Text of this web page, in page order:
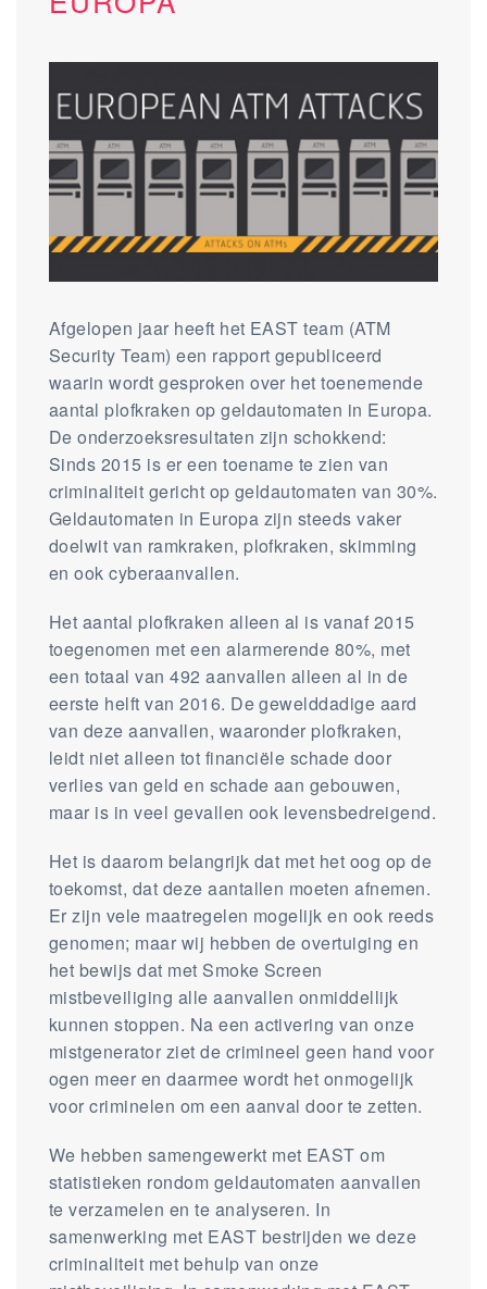
Afgelopen jaar heeft het EAST team (ATM
Security Team) een rapport gepubliceerd
waarin wordt gesproken over het toenemende
aantal plofkraken op geldautomaten in Europa.
De onderzoeksresultaten zijn schokkend:
Sinds 2015 is er een toename te zien van
criminaliteit gericht op geldautomaten van 30%.
Geldautomaten in Europa zijn steeds vaker
doelwit van ramkraken, plofkraken, skimming
en ook cyberaanvallen.
Het aantal plofkraken alleen al is vanaf 2015
toegenomen met een alarmerende 80%, met
een totaal van 492 aanvallen alleen al in de
eerste helft van 2016. De gewelddadige aard
van deze aanvallen, waaronder plofkraken,
leidt niet alleen tot financiële schade door
verlies van geld en schade aan gebouwen,
maar is in veel gevallen ook levensbedreigend.
Het is daarom belangrijk dat met het oog op de
toekomst, dat deze aantallen moeten afnemen.
Er zijn vele maatregelen mogelijk en ook reeds
genomen; maar wij hebben de overtuiging en
het bewijs dat met Smoke Screen
mistbeveiliging alle aanvallen onmiddellijk
kunnen stoppen. Na een activering van onze
mistgenerator ziet de crimineel geen hand voor
ogen meer en daarmee wordt het onmogelijk
voor criminelen om een aanval door te zetten.
We hebben samengewerkt met EAST om
statistieken rondom geldautomaten aanvallen
te verzamelen en te analyseren. In
samenwerking met EAST bestrijden we deze
criminaliteit met behulp van onze